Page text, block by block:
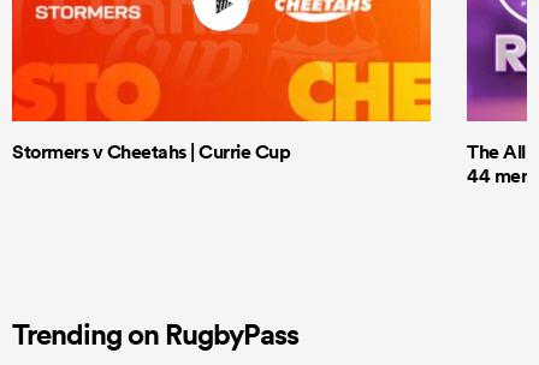
Stormers v Cheetahs | Currie Cup
The All
44 men
Trending on RugbyPass